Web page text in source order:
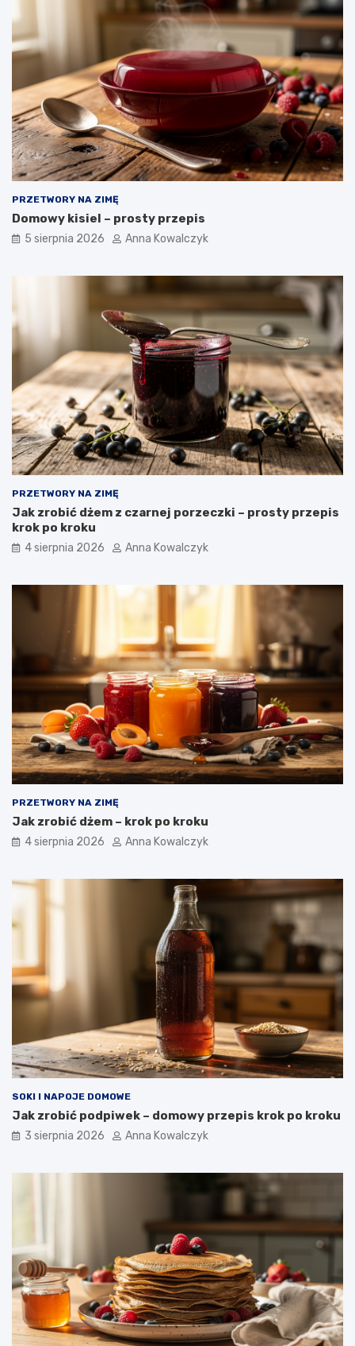
PRZETWORY NA ZIMĘ
Domowy kisiel – prosty przepis
5 sierpnia 2026 Anna Kowalczyk
PRZETWORY NA ZIMĘ
Jak zrobić dżem z czarnej porzeczki – prosty przepis
krok po kroku
4 sierpnia 2026 Anna Kowalczyk
PRZETWORY NA ZIMĘ
Jak zrobić dżem – krok po kroku
4 sierpnia 2026 Anna Kowalczyk
SOKI I NAPOJE DOMOWE
Jak zrobić podpiwek – domowy przepis krok po kroku
3 sierpnia 2026 Anna Kowalczyk